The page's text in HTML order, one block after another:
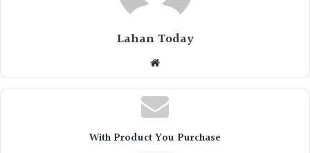
Lahan Today
Website
With Product You Purchase